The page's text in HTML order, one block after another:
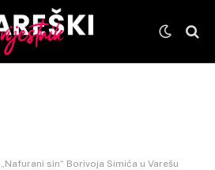
sin“ Borivoja Simića u Varešu